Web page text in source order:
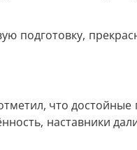
подготовку,
что достойные
наставники